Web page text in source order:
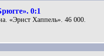
0:1
«Эрнст Хаппель». 46 000.